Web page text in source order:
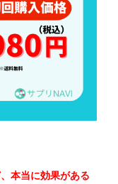
本当に効果がある